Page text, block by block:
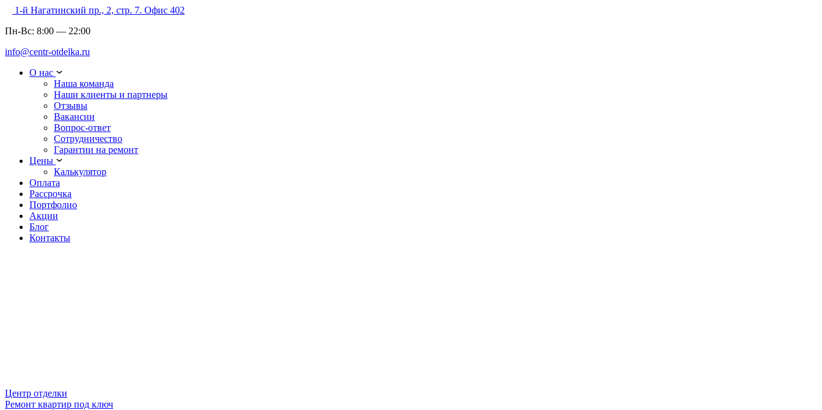
1-й Нагатинский пр., 2, стр. 7. Офис 402
Пн-Вс: 8:00 — 22:00
info@centr-otdelka.ru
О нас
Наша команда
Наши клиенты и партнеры
Отзывы
Вакансии
Вопрос-ответ
Сотрудничество
Гарантии на ремонт
Цены
Калькулятор
Оплата
Рассрочка
Портфолио
Акции
Блог
Контакты
Центр отделки
Ремонт квартир под ключ